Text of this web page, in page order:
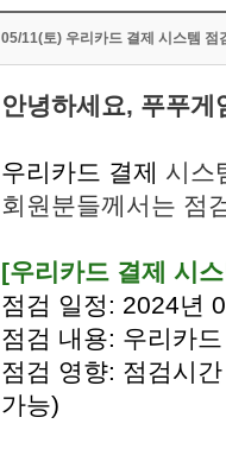
05/11(토) 우리카드 결제 시스템 점
안녕하세요, 푸푸게
우리카드 결제 시스
회원분들께서는 점
[우리카드 결제 시
점검 일정: 2024년
점검 내용: 우리카
점검 영향: 점검시
가능)